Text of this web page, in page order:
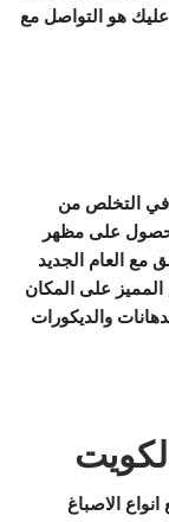
هو التواصل مع
في التخلص من
على مظهر
مع العام الجديد
على المكان
والديكورات
الاصباغ